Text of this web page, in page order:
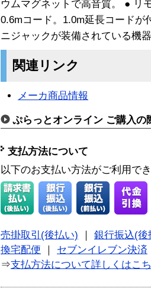
ウムマグネットで高音質。 ● リ
0.6mコード。1.0m延長コード
ニジャックが装備されている機
関連リンク
メーカ商品情報
ぷらっとオンライン ご購入の
支払方法について
以下のお支払い方法がご利用で
売掛取引(後払い)
銀行振込(後
換宅配便
セブンイレブン決済
⇒支払方法について詳しくはこ